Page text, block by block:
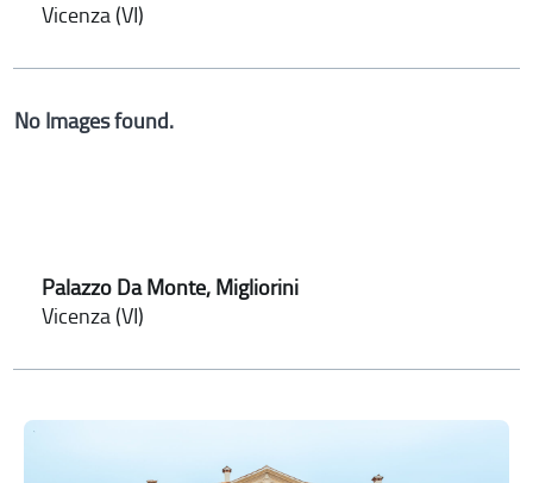
Vicenza (VI)
No Images found.
Palazzo Da Monte, Migliorini
Vicenza (VI)